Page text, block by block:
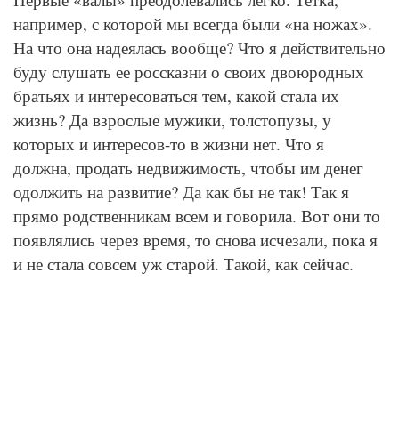
например, с которой мы всегда были «на ножах».
На что она надеялась вообще? Что я действительно
буду слушать ее россказни о своих двоюродных
братьях и интересоваться тем, какой стала их
жизнь? Да взрослые мужики, толстопузы, у
которых и интересов-то в жизни нет. Что я
должна, продать недвижимость, чтобы им денег
одолжить на развитие? Да как бы не так! Так я
прямо родственникам всем и говорила. Вот они то
появлялись через время, то снова исчезали, пока я
и не стала совсем уж старой. Такой, как сейчас.